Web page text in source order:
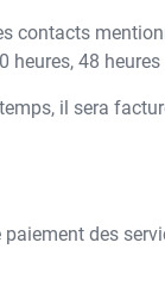
48
il sera
paiement des